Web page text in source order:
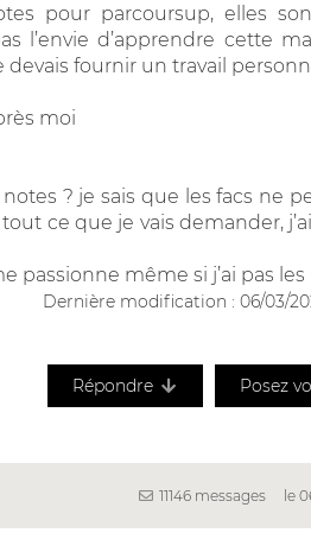
pour parcoursup, elles
l’envie d’apprendre cette
fournir un travail
moi
? je sais que les facs ne
ce que je vais demander,
passionne même si j’ai pas les
Dernière modification : 06/03/
Répondre Posez
11146 messages le